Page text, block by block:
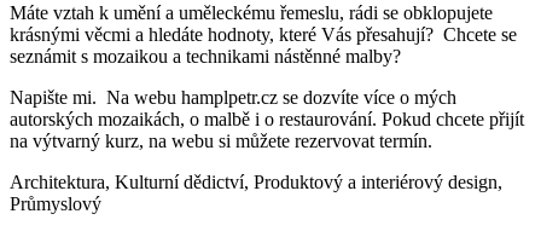
Máte vztah k umění a uměleckému řemeslu, rádi se obklopujete
krásnými věcmi a hledáte hodnoty, které Vás přesahují? Chcete se
seznámit s mozaikou a technikami nástěnné malby?
Napište mi. Na webu hamplpetr.cz se dozvíte více o mých
autorských mozaikách, o malbě i o restaurování. Pokud chcete přijít
na výtvarný kurz, na webu si můžete rezervovat termín.
Architektura, Kulturní dědictví, Produktový a interiérový design,
Průmyslový